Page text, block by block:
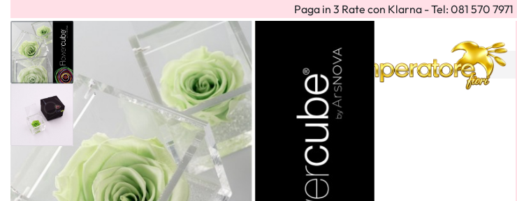
Paga in 3 Rate con Klarna - Tel: 081 570 7971
HOME Bouquet
misti
Bouquet
Flower
box
Flower
cube
Fiori
Secchi